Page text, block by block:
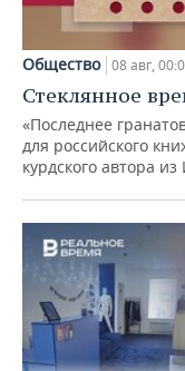
Общество 08 авг,
Стеклянное
«Последнее
для российского
курдского автора из